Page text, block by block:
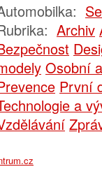
Archiv
Osobní
První
a